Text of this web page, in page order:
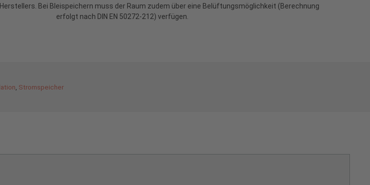
Bei Bleispeichern muss der Raum zudem über eine Belüftungsmöglichkeit (Berechnung
erfolgt nach DIN EN 50272-212) verfügen.
Stromspeicher